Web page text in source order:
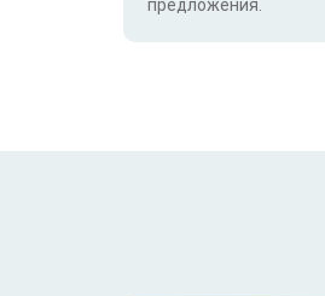
предложения.